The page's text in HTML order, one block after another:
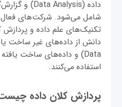
شامل می‌شود. شرکت‌های فعال
تکنیک‌های علم داده و پردازش
استفاده می‌کنند.
پردازش کلان داده